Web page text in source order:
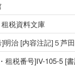
税資料文庫
明治 [内容注記]５芦
租税番号]IV-105-5 [